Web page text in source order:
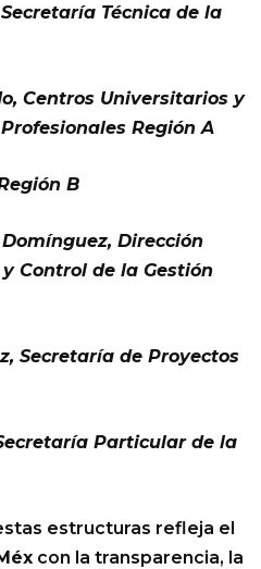
Técnica de la
Centros Universitarios y
Región A
B
Dirección
Control de la Gestión
Secretaría de Proyectos
Particular de la
estructuras refleja el
con la transparencia, la